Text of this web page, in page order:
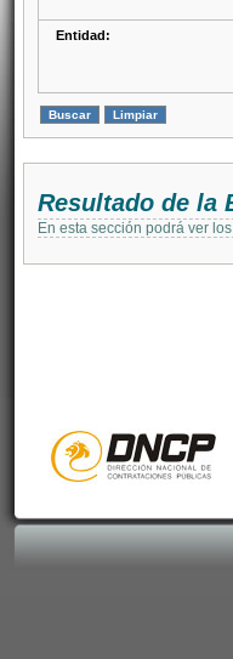
Entidad:
Resultado de la
En esta sección podrá ver